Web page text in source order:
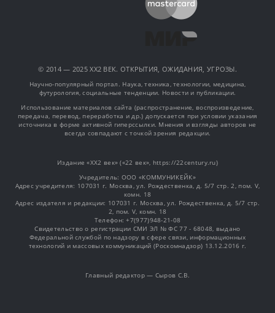
© 2014 — 2025 XX2 ВЕК. ОТКРЫТИЯ, ОЖИДАНИЯ, УГРОЗЫ.
Научно-популярный портал. Наука, техника, технологии, медицина,
футурология, социальные тенденции. Новости и публикации.
Использование материалов сайта (распространение, воспроизведение,
передача, перевод, переработка и др.) допускается при условии указания
источника в форме активной гиперссылки. Мнения и взгляды авторов не
всегда совпадают с точкой зрения редакции.
Издание «XX2 век» («22 век», https://22century.ru)
Учредитель: OOO «КОММУНИКЕЙК»
Адрес учредителя: 107031 г. Москва, ул. Рождественка, д. 5/7 стр. 2, пом. V,
комн. 18
Адрес издателя и редакции: 107031 г. Москва, ул. Рождественка, д. 5/7 стр.
2, пом. V, комн. 18
Телефон: +7(977)948-21-08
Свидетельство о регистрации СМИ ЭЛ № ФС 77 - 68048, выдано
Федеральной службой по надзору в сфере связи, информационных
технологий и массовых коммуникаций (Роскомнадзор) 13.12.2016 г.
Главный редактор — Сыров С.В.